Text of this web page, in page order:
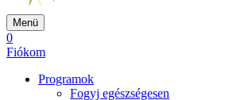
Menü
0
Fiókom
Programok
Fogyj egészségesen